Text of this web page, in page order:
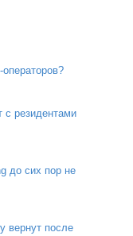
с резидентами
до сих пор не
вернут после